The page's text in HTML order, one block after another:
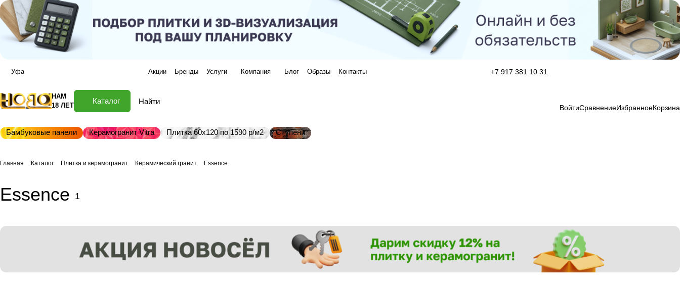
Уфа Акции Бренды Услуги Компания Блог Образы Контакты +7 917 381 10 31
НАМ
18 ЛЕТ
Каталог
ВойтиСравнениеИзбранноеКорзина
Бамбуковые панели Керамогранит Vitra Плитка 60х120 по 1590 р/м2 Ступени
Главная Каталог Плитка и керамогранит Керамический гранит Essence
Essence 1